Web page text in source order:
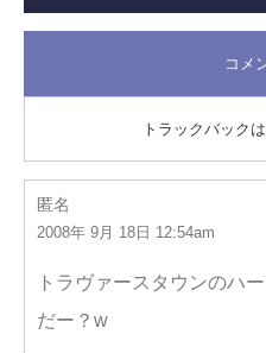
コメ
トラックバック
匿名
2008年 9月 18日 12:54am
トラヴァースタウンのハ
だー？w